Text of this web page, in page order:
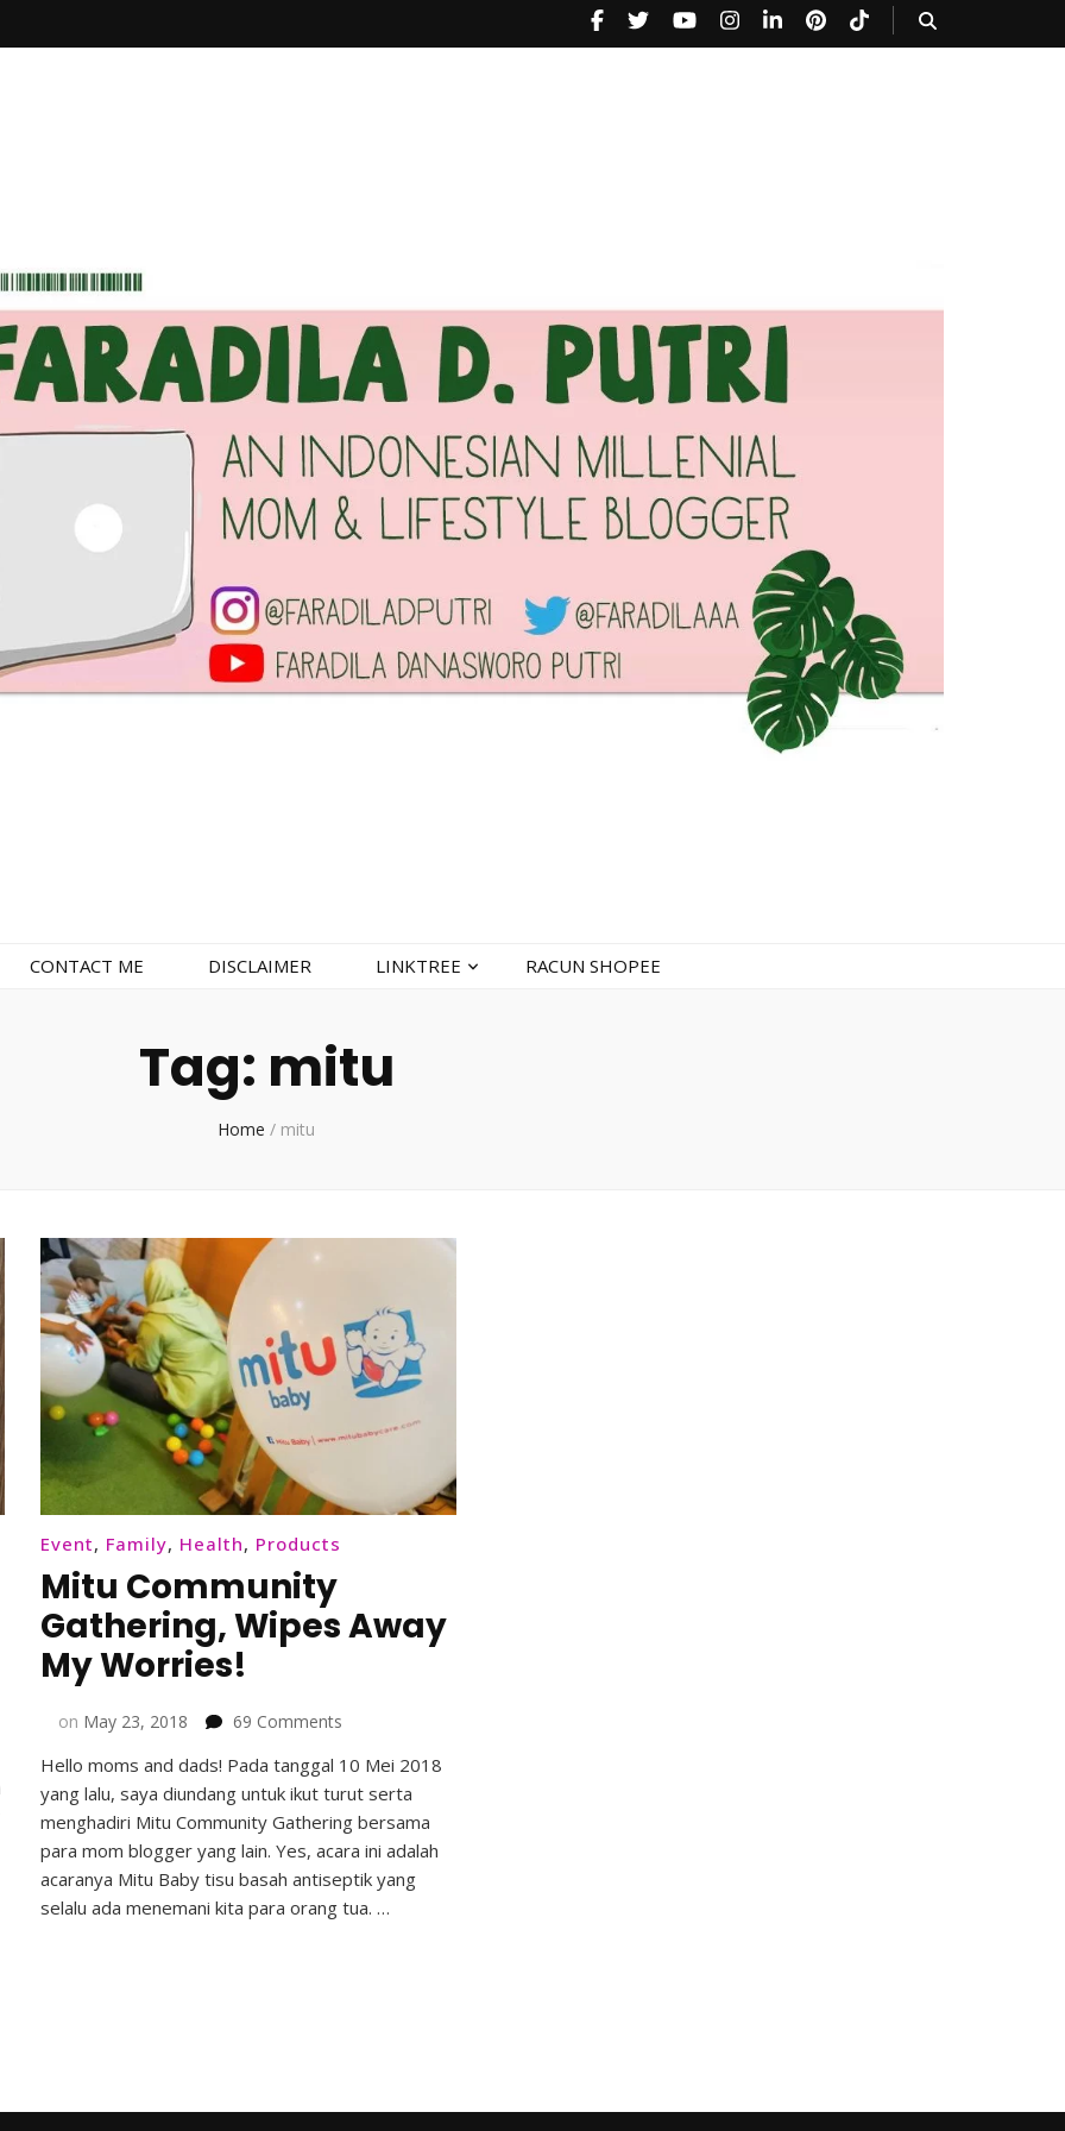
CONTACT ME DISCLAIMER LINKTREE RACUN SHOPEE
Tag: mitu
Home / mitu
Event, Family, Health, Products
Mitu Community
Gathering, Wipes Away
My Worries!
on May 23, 2018 69 Commentson
Community
Gathering,
Wipes
Away
My
Worries!
Hello moms and dads! Pada tanggal 10 Mei 2018
yang lalu, saya diundang untuk ikut turut serta
menghadiri Mitu Community Gathering bersama
para mom blogger yang lain. Yes, acara ini adalah
acaranya Mitu Baby tisu basah antiseptik yang
selalu ada menemani kita para orang tua. …